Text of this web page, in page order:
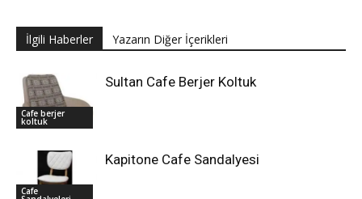
İlgili Haberler Yazarın Diğer İçerikleri
Cafe berjer
koltuk
Sultan Cafe Berjer Koltuk
Cafe
Kapitone Cafe Sandalyesi